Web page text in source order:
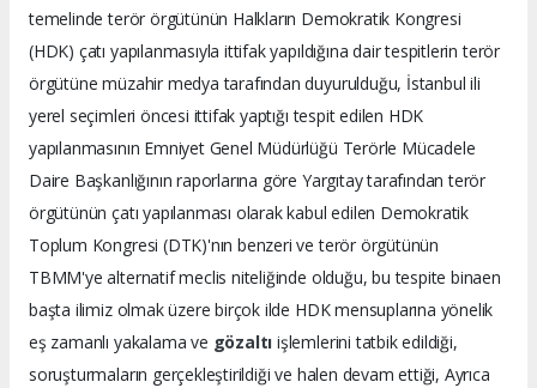
temelinde terör örgütünün Halkların Demokratik Kongresi
(HDK) çatı yapılanmasıyla ittifak yapıldığına dair tespitlerin terör
örgütüne müzahir medya tarafından duyurulduğu, İstanbul ili
yerel seçimleri öncesi ittifak yaptığı tespit edilen HDK
yapılanmasının Emniyet Genel Müdürlüğü Terörle Mücadele
Daire Başkanlığının raporlarına göre Yargıtay tarafından terör
örgütünün çatı yapılanması olarak kabul edilen Demokratik
Toplum Kongresi (DTK)'nın benzeri ve terör örgütünün
TBMM'ye alternatif meclis niteliğinde olduğu, bu tespite binaen
başta ilimiz olmak üzere birçok ilde HDK mensuplarına yönelik
eş zamanlı yakalama ve gözaltıişlemlerini tatbik edildiği,
soruşturmaların gerçekleştirildiği ve halen devam ettiği, Ayrıca